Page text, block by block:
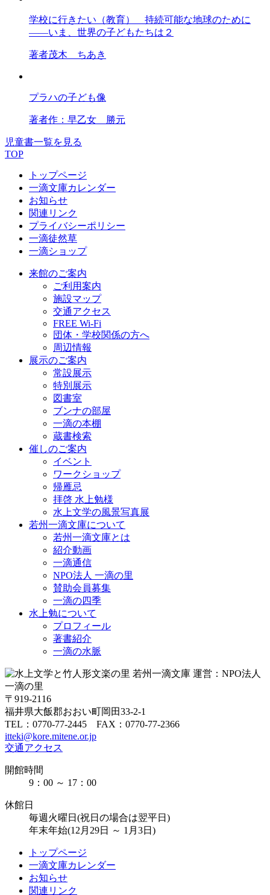
学校に行きたい（教育） 持続可能な地球のために
――いま、世界の子どもたちは２
著者茂木 ちあき
プラハの子ども像
著者作：早乙女 勝元
児童書一覧を見る
TOP
トップページ
一滴文庫カレンダー
お知らせ
関連リンク
プライバシーポリシー
一滴徒然草
一滴ショップ
来館のご案内
ご利用案内
施設マップ
交通アクセス
FREE Wi-Fi
団体・学校関係の方へ
周辺情報
展示のご案内
常設展示
特別展示
図書室
ブンナの部屋
一滴の本棚
蔵書検索
催しのご案内
イベント
ワークショップ
帰雁忌
拝啓 水上勉様
水上文学の風景写真展
若州一滴文庫について
若州一滴文庫とは
紹介動画
一滴通信
NPO法人 一滴の里
賛助会員募集
一滴の四季
水上勉について
プロフィール
著書紹介
一滴の水脈
〒919-2116
福井県大飯郡おおい町岡田33-2-1
TEL：0770-77-2445 FAX：0770-77-2366
itteki@kore.mitene.or.jp
交通アクセス
開館時間
9：00 ～ 17：00
休館日
毎週火曜日(祝日の場合は翌平日)
年末年始(12月29日 ～ 1月3日)
トップページ
一滴文庫カレンダー
お知らせ
関連リンク